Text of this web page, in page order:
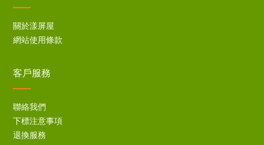
關於漾屏屋
網站使用條款
客戶服務
聯絡我們
下標注意事項
退換服務